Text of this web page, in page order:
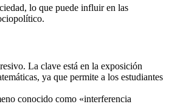
lo que puede influir en las
La clave está en la exposición
ya que permite a los estudiantes
conocido como «interferencia